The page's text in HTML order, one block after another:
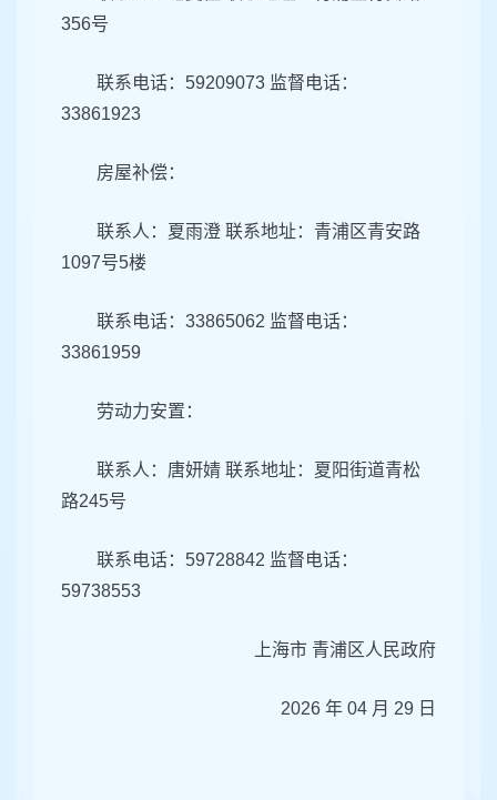
356号
联系电话：59209073 监督电话：
33861923
房屋补偿：
联系人：夏雨澄 联系地址：青浦区青安路
1097号5楼
联系电话：33865062 监督电话：
33861959
劳动力安置：
联系人：唐妍婧 联系地址：夏阳街道青松
路245号
联系电话：59728842 监督电话：
59738553
上海市 青浦区人民政府
2026 年 04 月 29 日